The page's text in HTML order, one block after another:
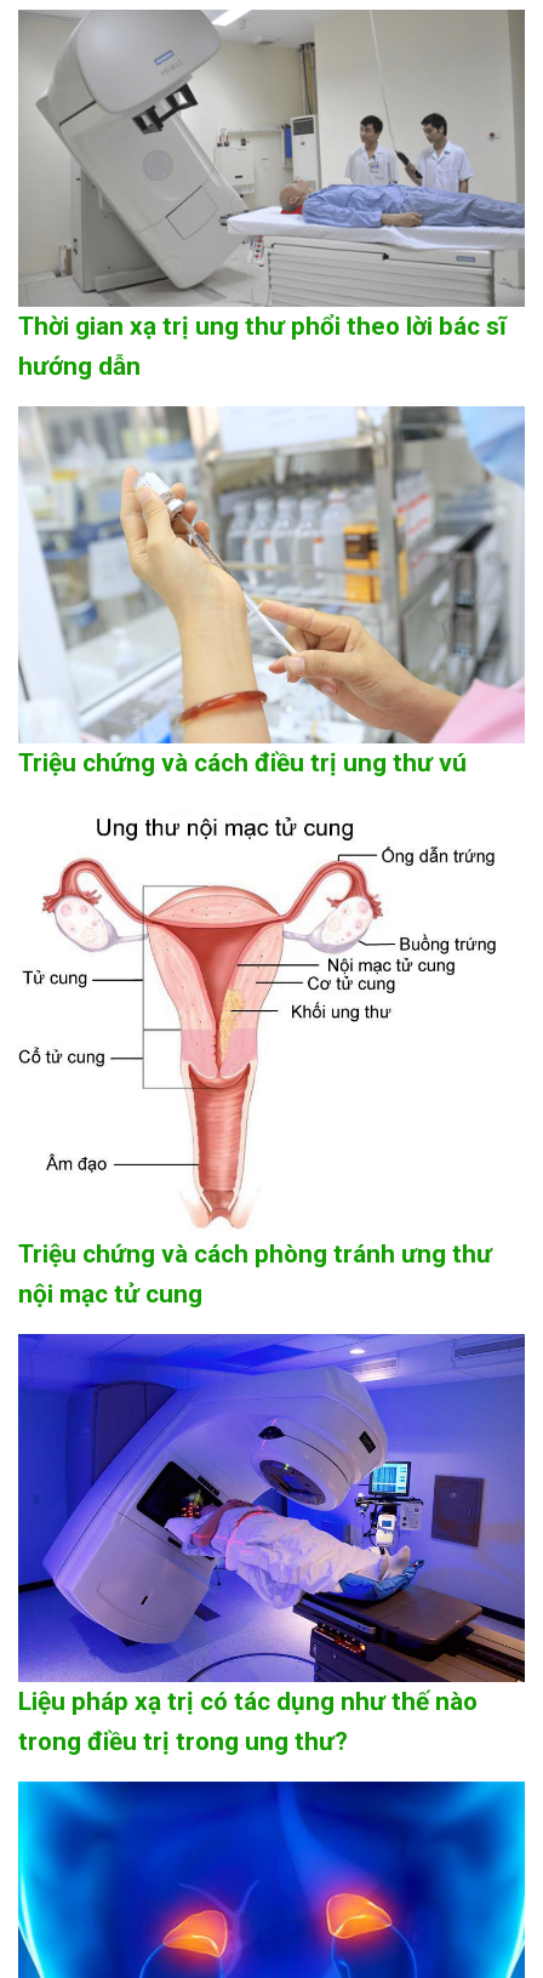
Thời gian xạ trị ung thư phổi theo lời bác sĩ
hướng dẫn
Triệu chứng và cách điều trị ung thư vú
Triệu chứng và cách phòng tránh ưng thư
nội mạc tử cung
Liệu pháp xạ trị có tác dụng như thế nào
trong điều trị trong ung thư?